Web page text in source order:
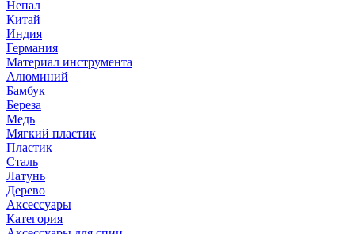
Непал
Китай
Индия
Германия
Материал инструмента
Алюминий
Бамбук
Береза
Медь
Мягкий пластик
Пластик
Сталь
Латунь
Дерево
Аксессуары
Категория